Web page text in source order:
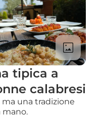
tipica a
calabresi
una tradizione
mano.